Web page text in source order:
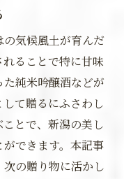
気候風土が育んだ
ることで特に甘味
純米吟醸酒などが
て贈るにふさわし
とで、新潟の美し
できます。本記事
の贈り物に活かし